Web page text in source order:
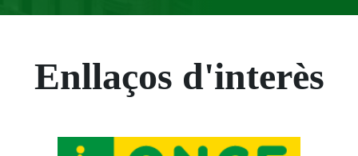
Enllaços d'interès